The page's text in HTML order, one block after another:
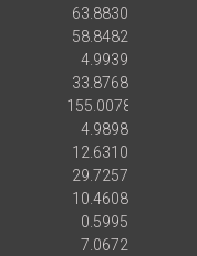
63.8830
58.8482
4.9939
33.8768
155.0078
4.9898
12.6310
29.7257
10.4608
0.5995
7.0672